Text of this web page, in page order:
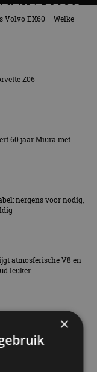
2026?
Volvo EX60 – Welke
Z06
60 jaar Miura met
nergens voor nodig,
atmosferische V8 en
leuker
van 12,8 kWh
×